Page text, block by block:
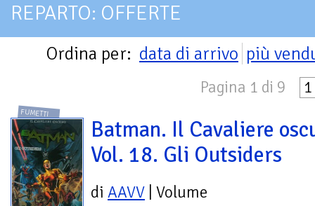
REPARTO: OFFERTE
Ordina per: data di arrivo più
Pagina 1 di 9 1
FUMETTI
Batman. Il Cavaliere
Vol. 18. Gli Outsiders
di AAVV | Volume